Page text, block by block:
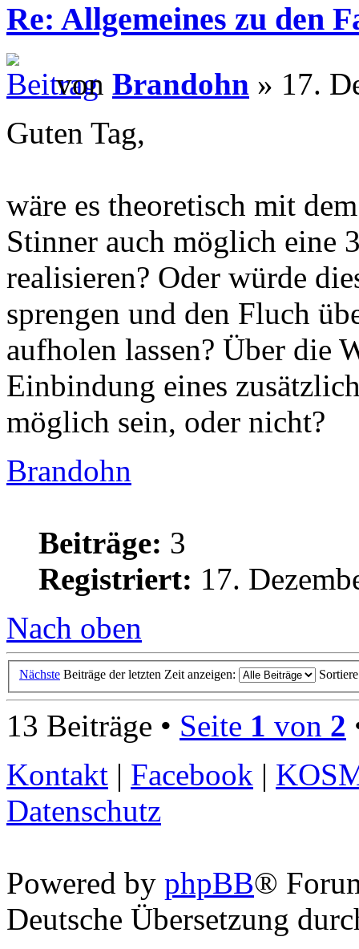
Re: Allgemeines zu den
von Brandohn » 17.
Guten Tag,
wäre es theoretisch mit
Stinner auch möglich eine
realisieren? Oder würde
sprengen und den Fluch
aufholen lassen? Über die
Einbindung eines
möglich sein, oder nicht?
Brandohn
Beiträge: 3
Registriert: 17.
Nach oben
Nächste Beiträge der letzten Zeit anzeigen:
13 Beiträge • Seite 1 von 2
Kontakt | Facebook |
Datenschutz
Powered by phpBB®
Deutsche Übersetzung